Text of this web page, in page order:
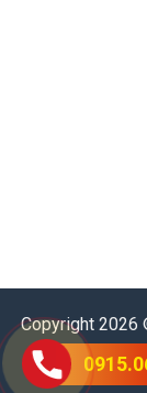
Copyright 2026